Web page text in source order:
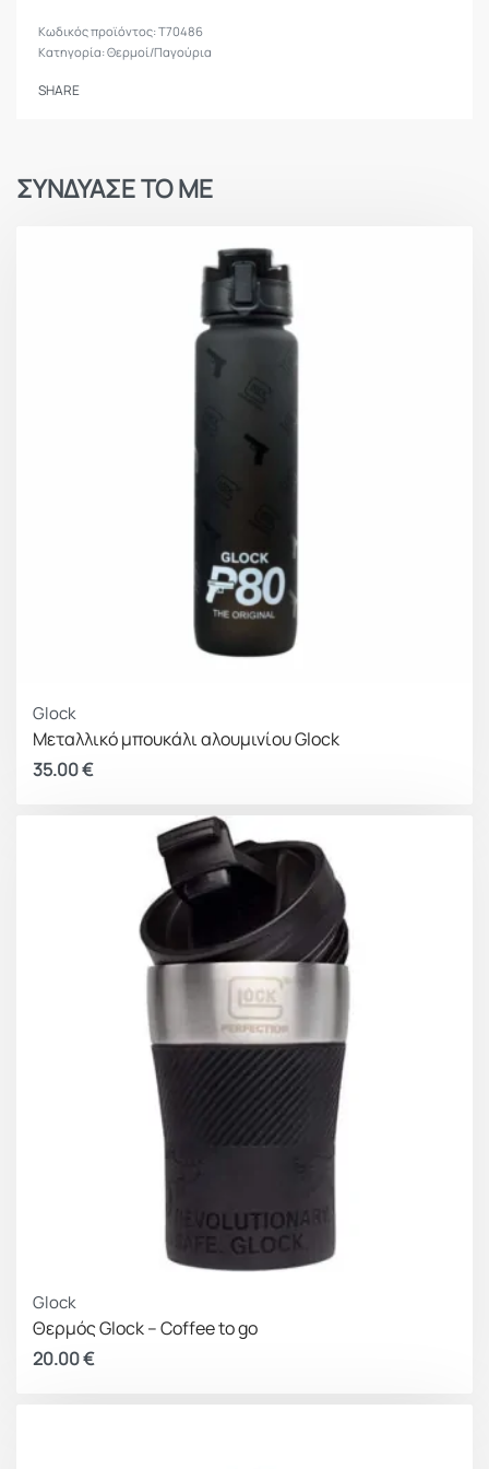
T70486
Κατηγορία:Θερμοί/Παγούρια
SHARE
ΣΥΝΔΥΑΣΕ ΤΟ ΜΕ
Glock
Μεταλλικό μπουκάλι αλουμινίου Glock
35.00€
Glock
Θερμός Glock – Coffee to go
20.00€